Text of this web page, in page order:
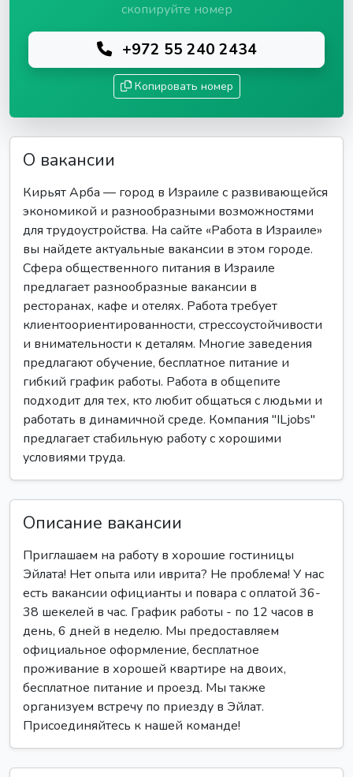
скопируйте номер
+972 55 240 2434
Копировать номер
О вакансии
Кирьят Арба — город в Израиле с развивающейся
экономикой и разнообразными возможностями
для трудоустройства. На сайте «Работа в Израиле»
вы найдете актуальные вакансии в этом городе.
Сфера общественного питания в Израиле
предлагает разнообразные вакансии в
ресторанах, кафе и отелях. Работа требует
клиентоориентированности, стрессоустойчивости
и внимательности к деталям. Многие заведения
предлагают обучение, бесплатное питание и
гибкий график работы. Работа в общепите
подходит для тех, кто любит общаться с людьми и
работать в динамичной среде. Компания "ILjobs"
предлагает стабильную работу с хорошими
условиями труда.
Описание вакансии
Приглашаем на работу в хорошие гостиницы
Эйлата! Нет опыта или иврита? Не проблема! У нас
есть вакансии официанты и повара с оплатой 36-
38 шекелей в час. График работы - по 12 часов в
день, 6 дней в неделю. Мы предоставляем
официальное оформление, бесплатное
проживание в хорошей квартире на двоих,
бесплатное питание и проезд. Мы также
организуем встречу по приезду в Эйлат.
Присоединяйтесь к нашей команде!